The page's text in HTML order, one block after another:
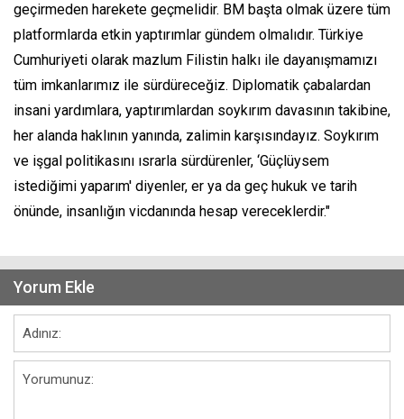
geçirmeden harekete geçmelidir. BM başta olmak üzere tüm
platformlarda etkin yaptırımlar gündem olmalıdır. Türkiye
Cumhuriyeti olarak mazlum Filistin halkı ile dayanışmamızı
tüm imkanlarımız ile sürdüreceğiz. Diplomatik çabalardan
insani yardımlara, yaptırımlardan soykırım davasının takibine,
her alanda haklının yanında, zalimin karşısındayız. Soykırım
ve işgal politikasını ısrarla sürdürenler, ‘Güçlüysem
istediğimi yaparım' diyenler, er ya da geç hukuk ve tarih
önünde, insanlığın vicdanında hesap vereceklerdir."
Yorum Ekle